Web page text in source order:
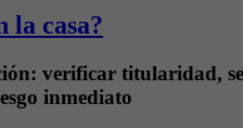
la casa?
verificar titularidad,
inmediato